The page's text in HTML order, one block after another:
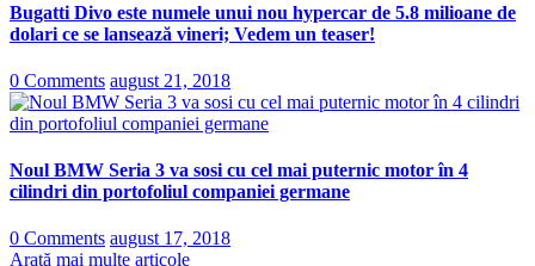
Bugatti Divo este numele unui nou hypercar de 5.8 milioane de
dolari ce se lansează vineri; Vedem un teaser!
0 Comments august 21, 2018
Noul BMW Seria 3 va sosi cu cel mai puternic motor în 4
cilindri din portofoliul companiei germane
0 Comments august 17, 2018
Arată mai multe articole